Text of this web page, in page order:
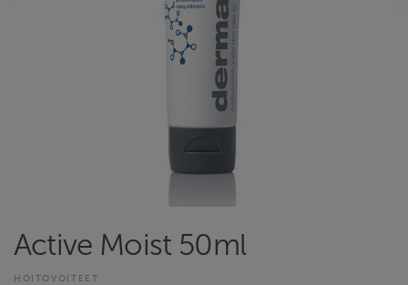
Active Moist 50ml
HOITOVOITEET